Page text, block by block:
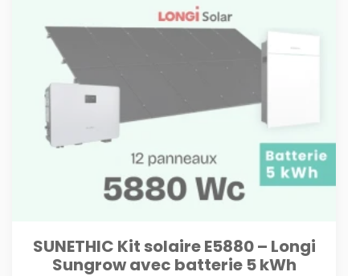
SUNETHIC Kit solaire E5880 – Longi
Sungrow avec batterie 5 kWh